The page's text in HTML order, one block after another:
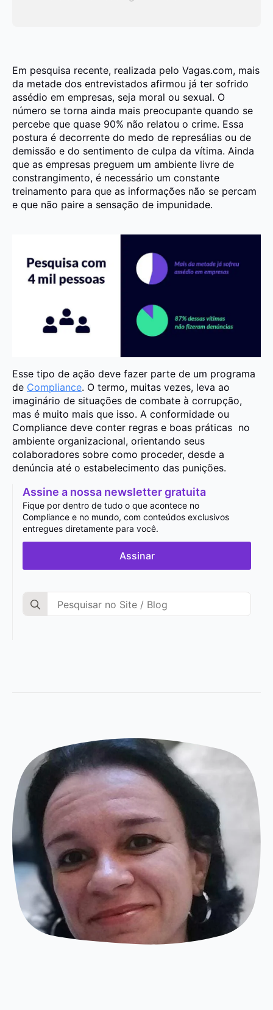
Em pesquisa recente, realizada pelo Vagas.com, mais
da metade dos entrevistados afirmou já ter sofrido
assédio em empresas, seja moral ou sexual. O
número se torna ainda mais preocupante quando se
percebe que quase 90% não relatou o crime. Essa
postura é decorrente do medo de represálias ou de
demissão e do sentimento de culpa da vítima. Ainda
que as empresas preguem um ambiente livre de
constrangimento, é necessário um constante
treinamento para que as informações não se percam
e que não paire a sensação de impunidade.
Esse tipo de ação deve fazer parte de um programa
de Compliance. O termo, muitas vezes, leva ao
imaginário de situações de combate à corrupção,
mas é muito mais que isso. A conformidade ou
Compliance deve conter regras e boas práticas no
ambiente organizacional, orientando seus
colaboradores sobre como proceder, desde a
denúncia até o estabelecimento das punições.
Assine a nossa newsletter gratuita
Fique por dentro de tudo o que acontece no
Compliance e no mundo, com conteúdos exclusivos
entregues diretamente para você.
Assinar
Search
for: